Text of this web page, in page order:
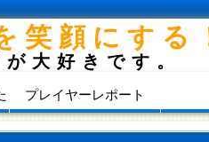
笑顔にする
大好きです。
プレイヤーレポート